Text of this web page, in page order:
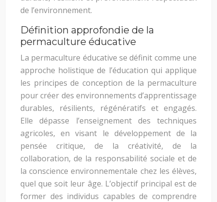
de l’environnement.
Définition approfondie de la
permaculture éducative
La permaculture éducative se définit comme une
approche holistique de l’éducation qui applique
les principes de conception de la permaculture
pour créer des environnements d’apprentissage
durables, résilients, régénératifs et engagés.
Elle dépasse l’enseignement des techniques
agricoles, en visant le développement de la
pensée critique, de la créativité, de la
collaboration, de la responsabilité sociale et de
la conscience environnementale chez les élèves,
quel que soit leur âge. L’objectif principal est de
former des individus capables de comprendre